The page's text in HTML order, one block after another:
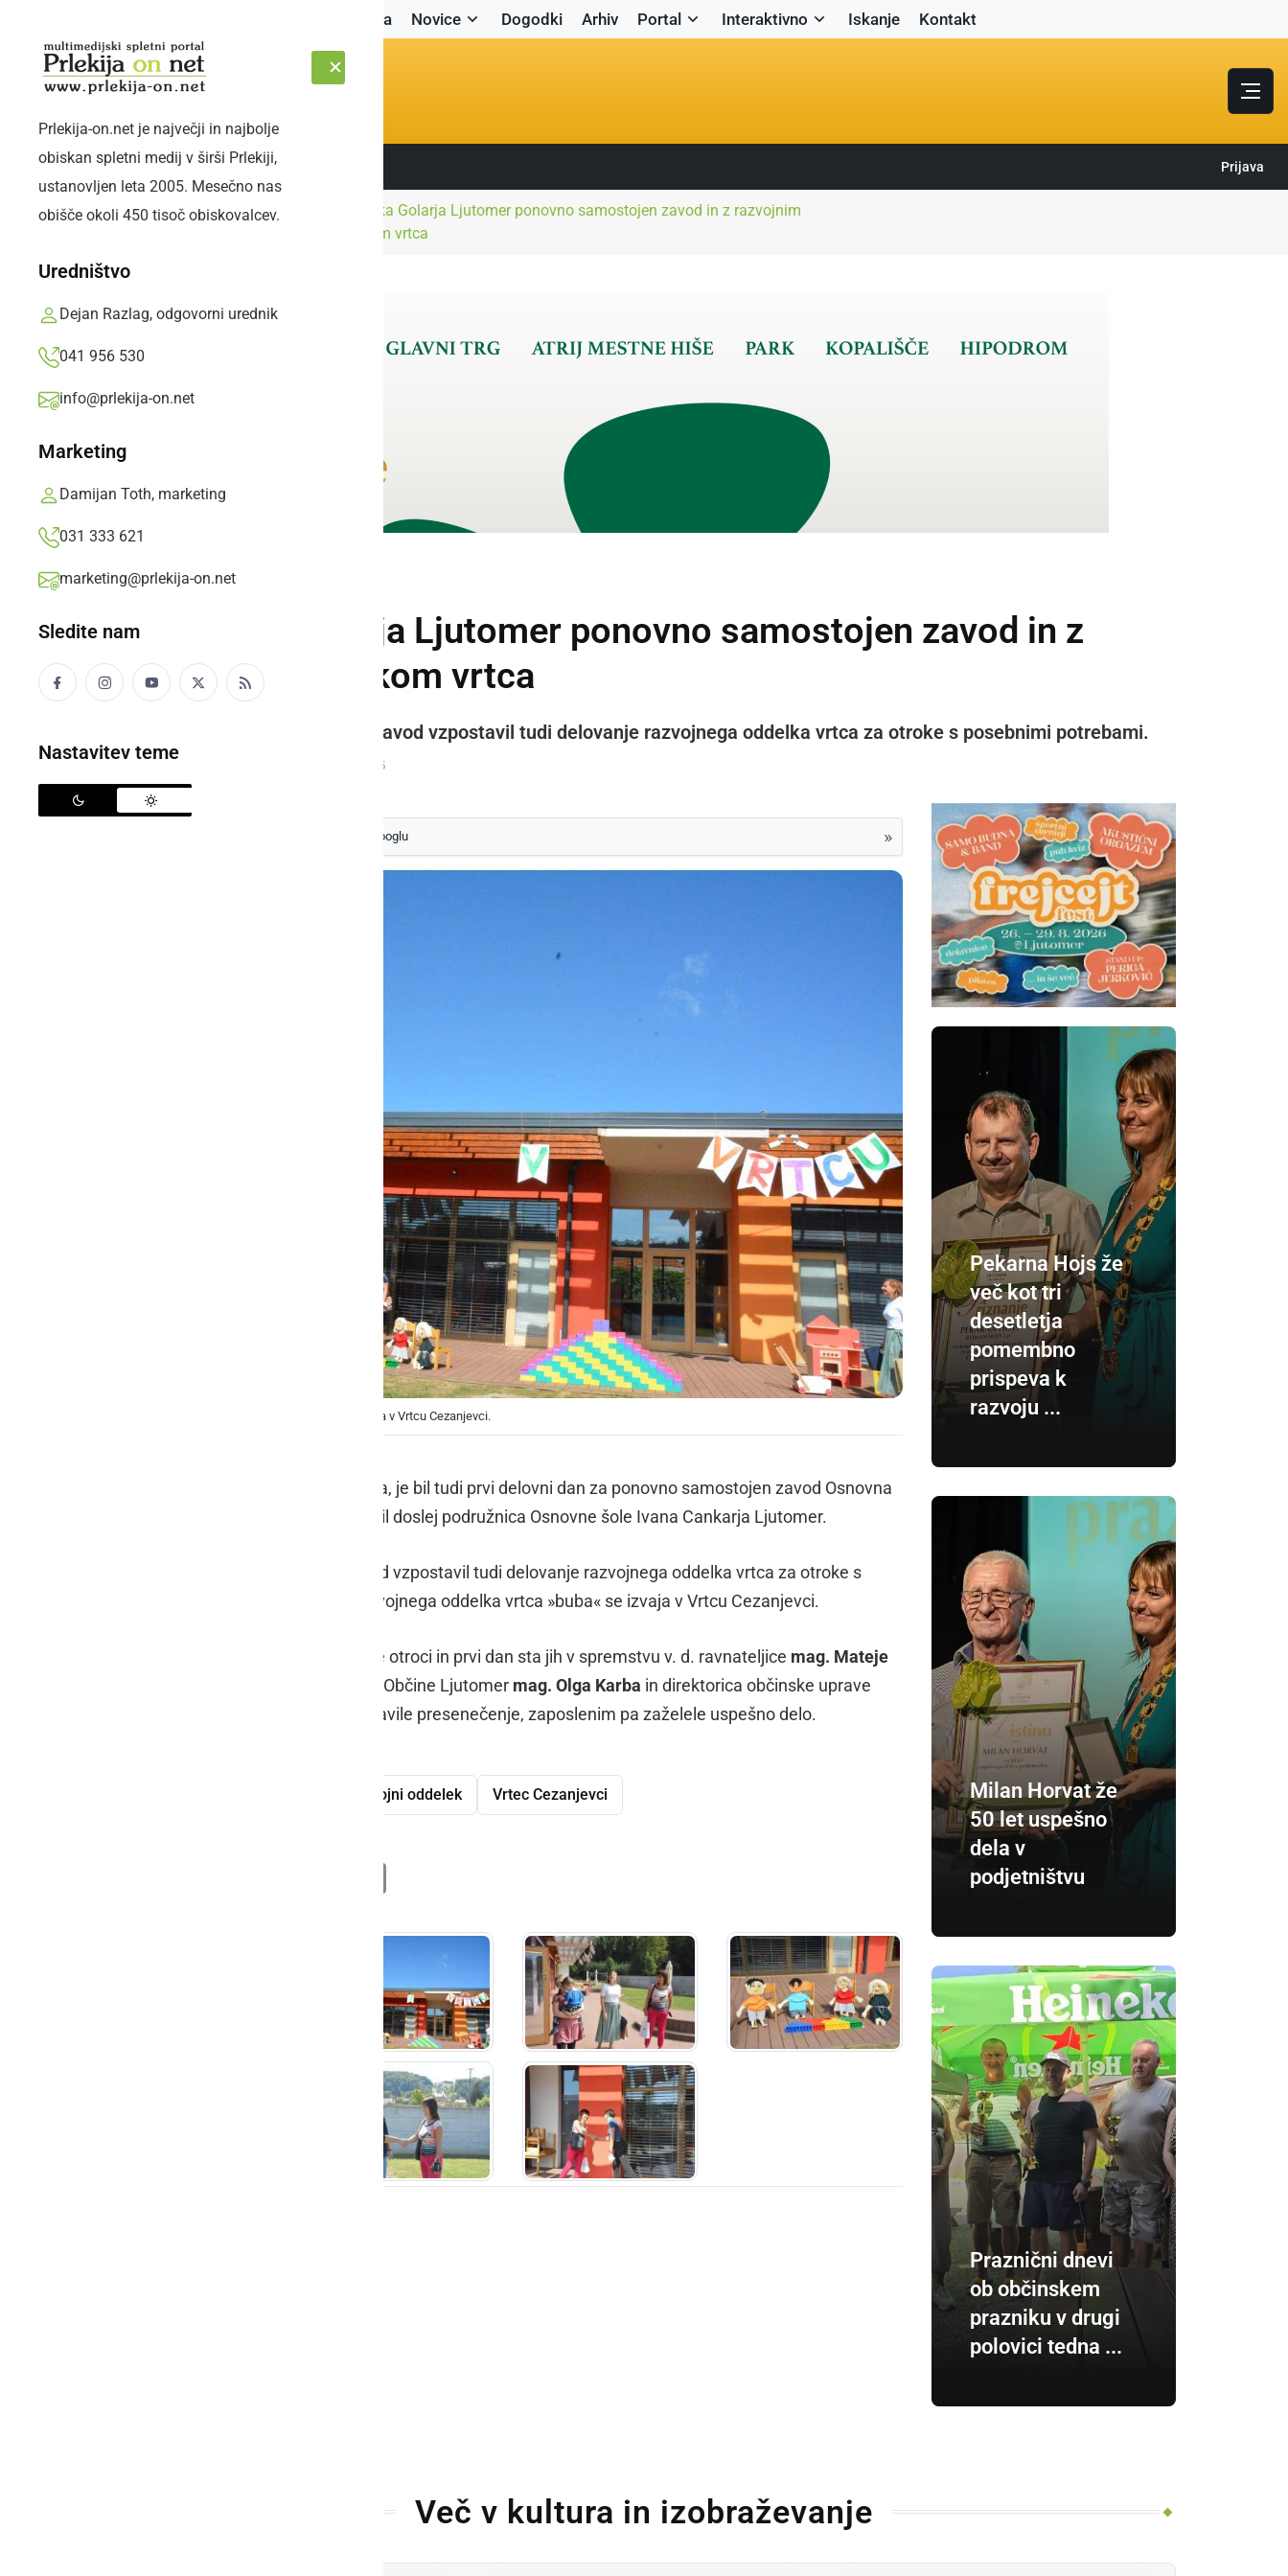
Naslovnica Novice Dogodki Arhiv Portal Interaktivno Iskanje Kontakt
SOBOTA, 8. AVGUST 2026 Sledite nam: Prijava
Prlekija-on.net je največji in najbolje
obiskan spletni medij v širši Prlekiji,
ustanovljen leta 2005. Mesečno nas
obišče okoli 450 tisoč obiskovalcev.
Uredništvo
Dejan Razlag, odgovorni urednik
041 956 530
info@prlekija-on.net
Marketing
Damijan Toth, marketing
031 333 621
marketing@prlekija-on.net
Sledite nam
Nastavitev teme
Naslovnica
Kultura in
OŠ Cvetka Golarja Ljutomer ponovno samostojen zavod in z razvojnim
oddelkom vrtca
KULTURA IN IZOBRAŽEVANJE
OŠ Cvetka Golarja Ljutomer ponovno samostojen zavod in z
razvojnim oddelkom vrtca
Istočasno z osamosvojitvijo je zavod vzpostavil tudi delovanje razvojnega oddelka vrtca za otroke s posebnimi potrebami.
sobota, 4. september 2021 ob 14:15
kot svoj prednostni vir na Googlu »
Program razvojnega oddelka vrtca »buba« se izvaja v Vrtcu Cezanjevci.
Prvi letošnji šolski dan, 1. septembra, je bil tudi prvi delovni dan za ponovno samostojen zavod Osnovna
šola Cvetka Golarja Ljutomer, ki je bil doslej podružnica Osnovne šole Ivana Cankarja Ljutomer.
Istočasno z osamosvojitvijo je zavod vzpostavil tudi delovanje razvojnega oddelka vrtca za otroke s
posebnimi potrebami. Program razvojnega oddelka vrtca »buba« se izvaja v Vrtcu Cezanjevci.
V program so trenutno vključeni trije otroci in prvi dan sta jih v spremstvu v. d. ravnateljice mag. Mateje
obiskali županja Občine Ljutomer mag. Olga Karba in direktorica občinske uprave
. Otrokom so pripravile presenečenje, zaposlenim pa zaželele uspešno delo.
razvojni oddelek Vrtec Cezanjevci
PrintFriendly
Pekarna Hojs že
več kot tri
desetletja
pomembno
prispeva k
razvoju ...
Milan Horvat že
50 let uspešno
dela v
podjetništvu
Praznični dnevi
ob občinskem
prazniku v drugi
polovici tedna ...
Več v kultura in izobraževanje